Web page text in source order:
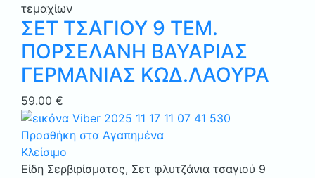
τεμαχίων
ΣΕΤ ΤΣΑΓΙΟΥ 9 ΤΕΜ.
ΠΟΡΣΕΛΑΝΗ ΒΑΥΑΡΙΑΣ
ΓΕΡΜΑΝΙΑΣ ΚΩΔ.ΛΑΟΥΡΑ
59.00 €
Προσθήκη στα Αγαπημένα
Κλείσιμο
Είδη Σερβιρίσματος, Σετ φλυτζάνια τσαγιού 9